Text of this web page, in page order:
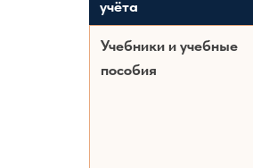
учёта
Учебники и учебные
пособия